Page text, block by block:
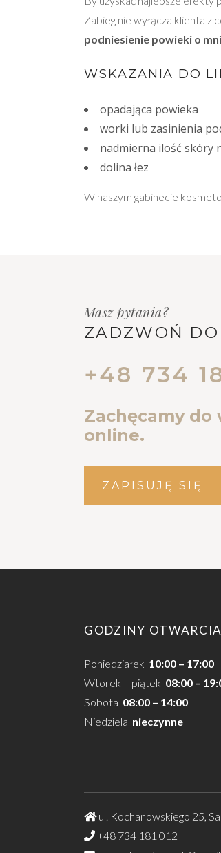
Zabieg nie wyłącza klienta z
podniesienie powieki o
WSKAZANIA DO
opadająca powieka
worki lub zasinienia
nadmierna ilość skóry
dolina łez
W naszym gabinecie
Masz pytania?
ZADZWOŃ DO
+48 734
Zachęcamy do
online.
ZAPISUJĘ SIĘ
GODZINY OTWARCIA
Poniedziałek 10:00 – 17:00
Wtorek – piątek 08:00 –
Sobota 08:00 – 14:00
Niedziela nieczynne
ul. Kochanowskiego 25,
+48 734 181 012